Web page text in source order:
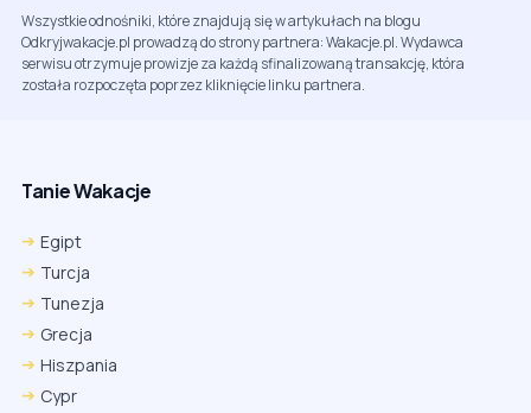
Wszystkie odnośniki, które znajdują się w artykułach na blogu
Odkryjwakacje.pl prowadzą do strony partnera: Wakacje.pl. Wydawca
serwisu otrzymuje prowizje za każdą sfinalizowaną transakcję, która
została rozpoczęta poprzez kliknięcie linku partnera.
Tanie Wakacje
Egipt
Turcja
Tunezja
Grecja
Hiszpania
Cypr